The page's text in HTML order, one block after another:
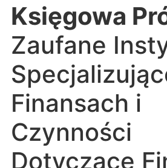
Księgowa
Zaufane
Finansach i
Czynności
Dotyczące